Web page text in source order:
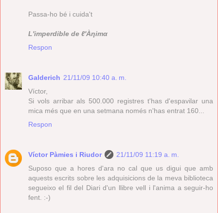
Passa-ho bé i cuida't
L'imperdible de ℓ'Àηimα
Respon
Galderich 21/11/09 10:40 a. m.
Víctor,
Si vols arribar als 500.000 registres t'has d'espavilar una
mica més que en una setmana només n'has entrat 160...
Respon
Víctor Pàmies i Riudor
21/11/09 11:19 a. m.
Suposo que a hores d'ara no cal que us digui que amb
aquests escrits sobre les adquisicions de la meva biblioteca
segueixo el fil del Diari d'un llibre vell i l'anima a seguir-ho
fent. :-)